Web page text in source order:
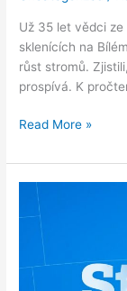
Už 35 let vědci ze
sklenících na
růst stromů.
prospívá. K
Read More »
Marian
Pavelka
6